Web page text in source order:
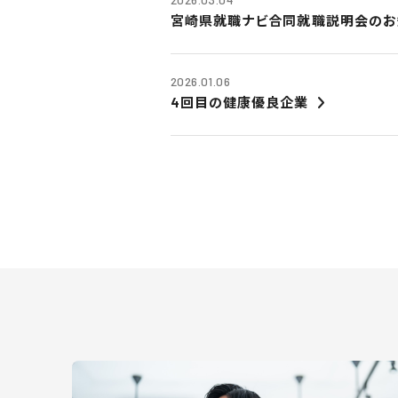
宮崎県就職ナビ合同就職説明会の
2026.01.06
4回目の健康優良企業